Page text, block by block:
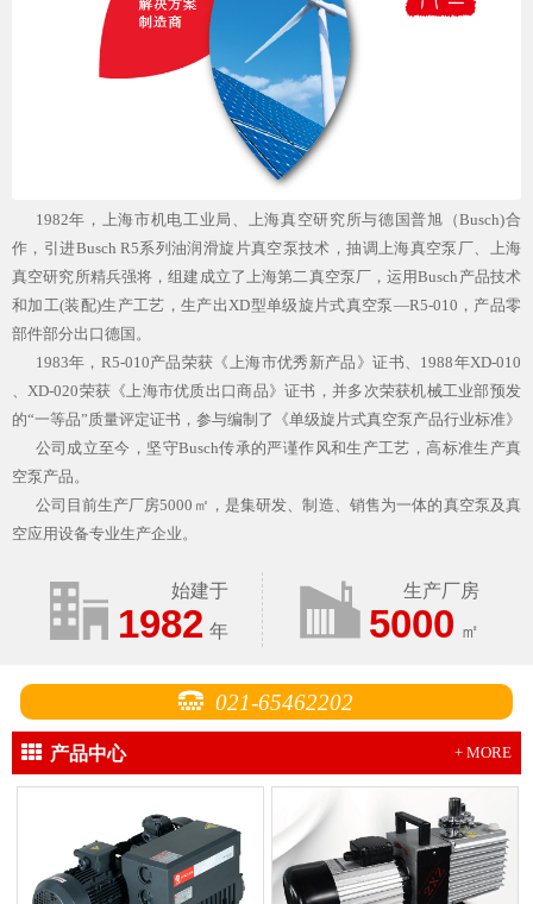
1982年，上海市机电工业局、上海真空研究所与德国普旭（Busch)合
作，引进Busch R5系列油润滑旋片真空泵技术，抽调上海真空泵厂、上海
真空研究所精兵强将，组建成立了上海第二真空泵厂，运用Busch产品技术
和加工(装配)生产工艺，生产出XD型单级旋片式真空泵—R5-010，产品零
部件部分出口德国。
1983年，R5-010产品荣获《上海市优秀新产品》证书、1988年XD-010
、XD-020荣获《上海市优质出口商品》证书，并多次荣获机械工业部预发
的“一等品”质量评定证书，参与编制了《单级旋片式真空泵产品行业标准》
公司成立至今，坚守Busch传承的严谨作风和生产工艺，高标准生产真
空泵产品。
公司目前生产厂房5000㎡，是集研发、制造、销售为一体的真空泵及真
空应用设备专业生产企业。
始建于
1982 年
生产厂房
5000 ㎡
021-65462202
产品中心 + MORE